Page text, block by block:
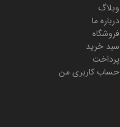
وبلاگ
درباره ما
فروشگاه
سبد خرید
پرداخت
حساب کاربری من